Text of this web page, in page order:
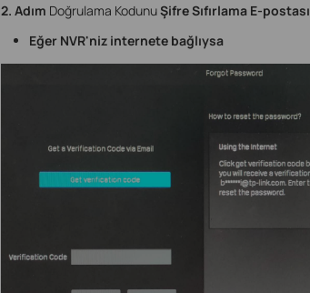
2. Adım Doğrulama KodunuŞifre Sıfırlama E-postası
Eğer NVR'niz internete bağlıysa